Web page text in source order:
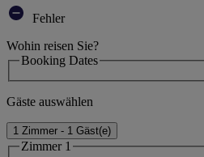
Fehler
Wohin reisen Sie?
Booking Dates
Gäste auswählen
1 Zimmer - 1 Gäst(e)
Zimmer 1